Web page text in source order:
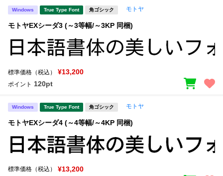
Windows True Type Font 角ゴシック モトヤ
モトヤEXシーダ3 (～3等幅/～3KP 同梱)
標準価格（税込） ¥13,200
ポイント 120pt
Windows True Type Font 角ゴシック モトヤ
モトヤEXシーダ4 (～4等幅/～4KP 同梱)
標準価格（税込） ¥13,200